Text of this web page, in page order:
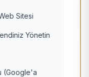
Sitesi
Yönetin
(Google'a